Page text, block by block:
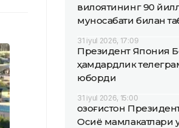
вилоятининг 90
муносабати билан
31 iyul 2026, 17:09
Президент Япония
ҳамдардлик
юборди
31 iyul 2026, 15:00
Қозоғистон
Осиё мамлакатлари